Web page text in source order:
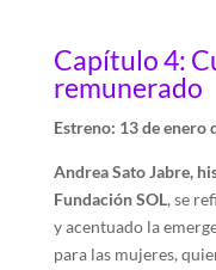
Capítulo 4:
remunerado
Estreno: 13 de enero
Andrea Sato Jabre,
Fundación SOL, se
y acentuado la
para las mujeres,